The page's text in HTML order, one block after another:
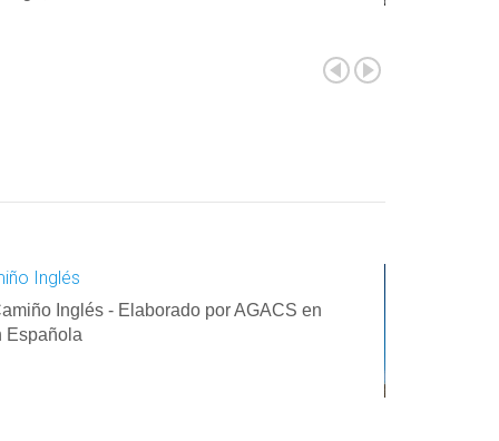
Inglés
Inglés - Elaborado por AGACS en
Española